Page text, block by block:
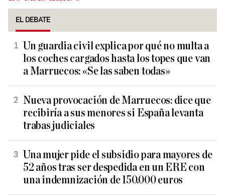
EL DEBATE
Un guardia civil explica por qué no multa a
los coches cargados hasta los topes que van
a Marruecos: «Se las saben todas»
Nueva provocación de Marruecos: dice que
recibiría a sus menores si España levanta
trabas judiciales
Una mujer pide el subsidio para mayores de
52 años tras ser despedida en un ERE con
una indemnización de 150.000 euros